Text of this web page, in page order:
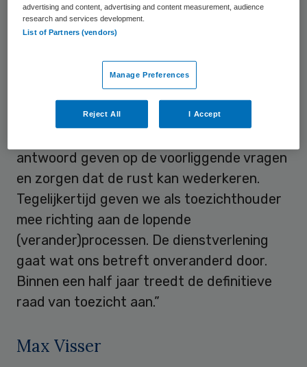
De vragen die voorliggen zijn onder meer de
vaststelling van de topstructuur bij SGL.
Ook zal nadrukkelijk gekeken worden naar
de oorzaken die tot de onrust binnen de
antwoord geven op de voorliggende vragen
en zorgen dat de rust kan wederkeren.
Tegelijkertijd geven we als toezichthouder
mee richting aan de lopende
(verander)processen. De dienstverlening
gaat wat ons betreft onveranderd door.
Binnen een half jaar treedt de definitieve
raad van toezicht aan.”
Max Visser
advertising and content, advertising and content measurement, audience
research and services development.
List of Partners (vendors)
Manage Preferences
Reject All I Accept